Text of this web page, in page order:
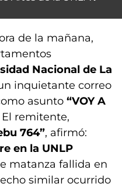
de la mañana,
Nacional de La
inquietante correo
asunto “VOY A
El remitente,
764”, afirmó:
en la UNLP
matanza fallida en
similar ocurrido